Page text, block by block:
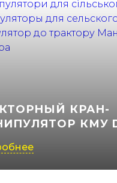
КРАН-
КМУ